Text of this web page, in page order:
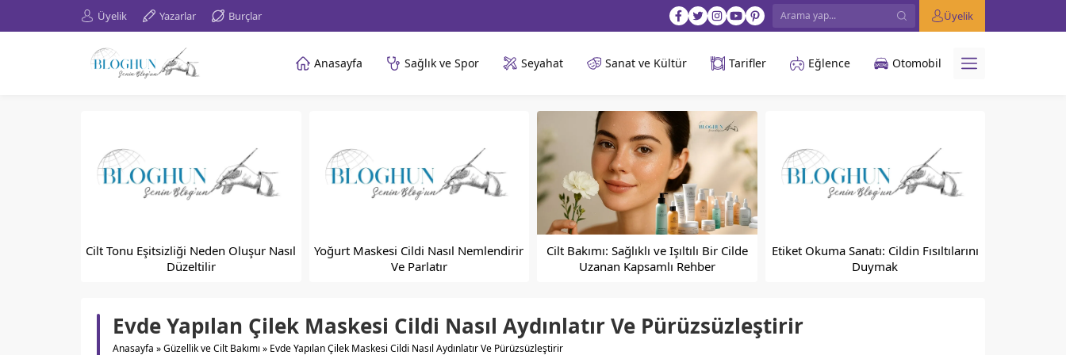
Üyelik Yazarlar Burçlar Üyelik
Anasayfa Sağlık ve Spor Seyahat Sanat ve Kültür Tarifler Eğlence Otomobil
Cilt Tonu Eşitsizliği Neden Oluşur Nasıl
Düzeltilir
Yoğurt Maskesi Cildi Nasıl Nemlendirir
Ve Parlatır
Cilt Bakımı: Sağlıklı ve Işıltılı Bir Cilde
Uzanan Kapsamlı Rehber
Etiket Okuma Sanatı: Cildin Fısıltılarını
Duymak
Evde Yapılan Çilek Maskesi Cildi Nasıl Aydınlatır Ve Pürüzsüzleştirir
Anasayfa »Güzellik ve Cilt Bakımı » Evde Yapılan Çilek Maskesi Cildi Nasıl Aydınlatır Ve Pürüzsüzleştirir